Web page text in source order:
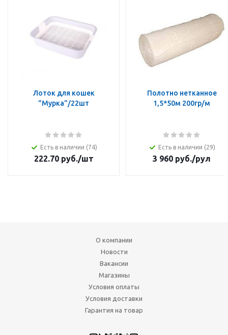
Лоток для кошек
"Мурка"/22шт
Есть в наличии (74)
222.70руб./шт
Полотно нетканное
1,5*50м 200гр/м
Есть в наличии (29)
3 960 руб./рул
О компании
Новости
Вакансии
Магазины
Условия оплаты
Условия доставки
Гарантия на товар